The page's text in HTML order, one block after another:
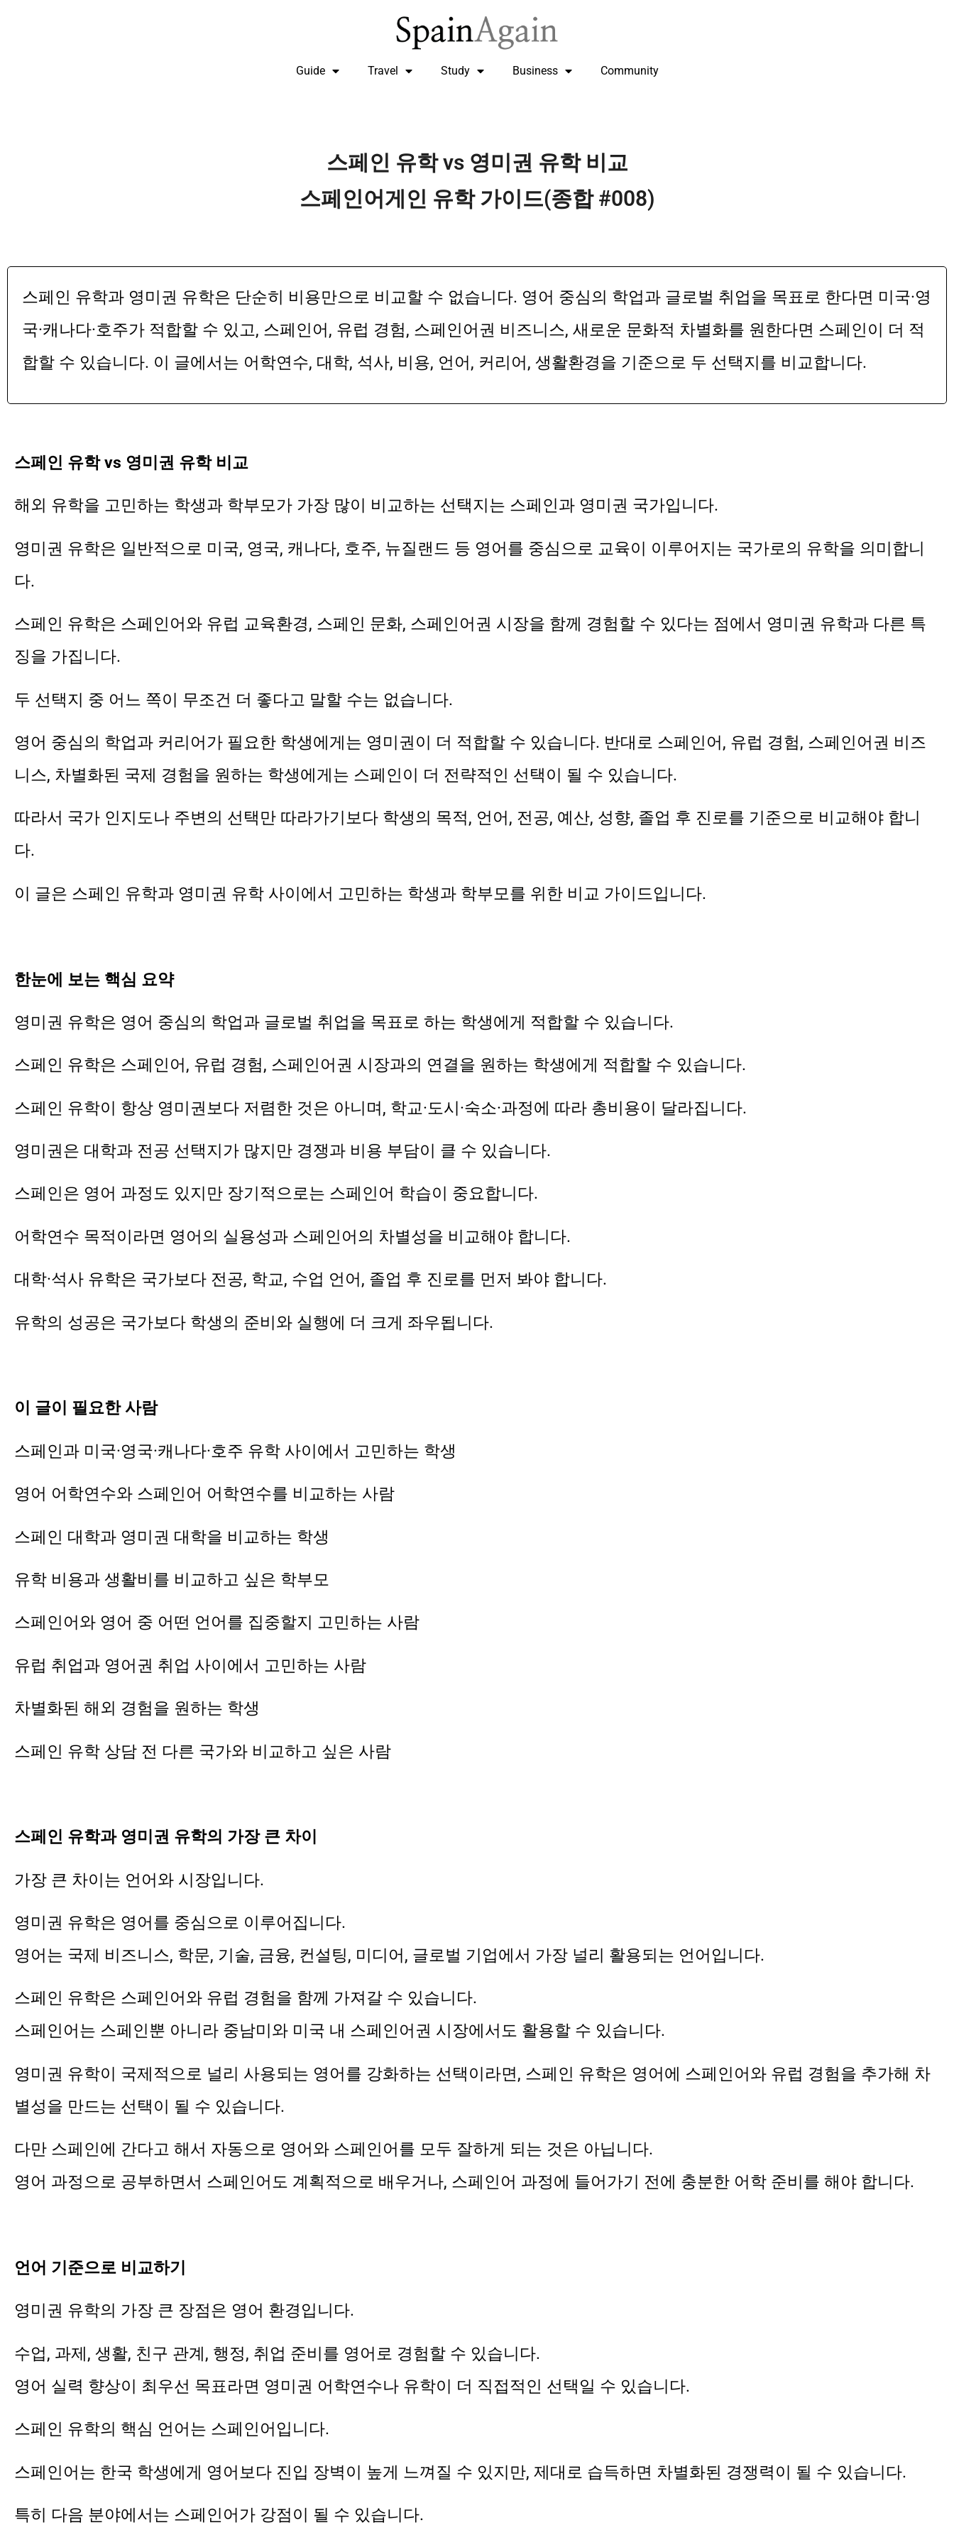
Guide Travel Study Business Community
스페인 유학 vs 영미권 유학 비교
스페인어게인 유학 가이드(종합 #008)
스페인 유학과 영미권 유학은 단순히 비용만으로 비교할 수 없습니다. 영어 중심의 학업과 글로벌 취업을 목표로 한다면 미국·영
국·캐나다·호주가 적합할 수 있고, 스페인어, 유럽 경험, 스페인어권 비즈니스, 새로운 문화적 차별화를 원한다면 스페인이 더 적
합할 수 있습니다. 이 글에서는 어학연수, 대학, 석사, 비용, 언어, 커리어, 생활환경을 기준으로 두 선택지를 비교합니다.
스페인 유학 vs 영미권 유학 비교
해외 유학을 고민하는 학생과 학부모가 가장 많이 비교하는 선택지는 스페인과 영미권 국가입니다.
영미권 유학은 일반적으로 미국, 영국, 캐나다, 호주, 뉴질랜드 등 영어를 중심으로 교육이 이루어지는 국가로의 유학을 의미합니
다.
스페인 유학은 스페인어와 유럽 교육환경, 스페인 문화, 스페인어권 시장을 함께 경험할 수 있다는 점에서 영미권 유학과 다른 특
징을 가집니다.
두 선택지 중 어느 쪽이 무조건 더 좋다고 말할 수는 없습니다.
영어 중심의 학업과 커리어가 필요한 학생에게는 영미권이 더 적합할 수 있습니다. 반대로 스페인어, 유럽 경험, 스페인어권 비즈
니스, 차별화된 국제 경험을 원하는 학생에게는 스페인이 더 전략적인 선택이 될 수 있습니다.
따라서 국가 인지도나 주변의 선택만 따라가기보다 학생의 목적, 언어, 전공, 예산, 성향, 졸업 후 진로를 기준으로 비교해야 합니
다.
이 글은 스페인 유학과 영미권 유학 사이에서 고민하는 학생과 학부모를 위한 비교 가이드입니다.
한눈에 보는 핵심 요약
영미권 유학은 영어 중심의 학업과 글로벌 취업을 목표로 하는 학생에게 적합할 수 있습니다.
스페인 유학은 스페인어, 유럽 경험, 스페인어권 시장과의 연결을 원하는 학생에게 적합할 수 있습니다.
스페인 유학이 항상 영미권보다 저렴한 것은 아니며, 학교·도시·숙소·과정에 따라 총비용이 달라집니다.
영미권은 대학과 전공 선택지가 많지만 경쟁과 비용 부담이 클 수 있습니다.
스페인은 영어 과정도 있지만 장기적으로는 스페인어 학습이 중요합니다.
어학연수 목적이라면 영어의 실용성과 스페인어의 차별성을 비교해야 합니다.
대학·석사 유학은 국가보다 전공, 학교, 수업 언어, 졸업 후 진로를 먼저 봐야 합니다.
유학의 성공은 국가보다 학생의 준비와 실행에 더 크게 좌우됩니다.
이 글이 필요한 사람
스페인과 미국·영국·캐나다·호주 유학 사이에서 고민하는 학생
영어 어학연수와 스페인어 어학연수를 비교하는 사람
스페인 대학과 영미권 대학을 비교하는 학생
유학 비용과 생활비를 비교하고 싶은 학부모
스페인어와 영어 중 어떤 언어를 집중할지 고민하는 사람
유럽 취업과 영어권 취업 사이에서 고민하는 사람
차별화된 해외 경험을 원하는 학생
스페인 유학 상담 전 다른 국가와 비교하고 싶은 사람
스페인 유학과 영미권 유학의 가장 큰 차이
가장 큰 차이는 언어와 시장입니다.
영미권 유학은 영어를 중심으로 이루어집니다.
영어는 국제 비즈니스, 학문, 기술, 금융, 컨설팅, 미디어, 글로벌 기업에서 가장 널리 활용되는 언어입니다.
스페인 유학은 스페인어와 유럽 경험을 함께 가져갈 수 있습니다.
스페인어는 스페인뿐 아니라 중남미와 미국 내 스페인어권 시장에서도 활용할 수 있습니다.
영미권 유학이 국제적으로 널리 사용되는 영어를 강화하는 선택이라면, 스페인 유학은 영어에 스페인어와 유럽 경험을 추가해 차
별성을 만드는 선택이 될 수 있습니다.
다만 스페인에 간다고 해서 자동으로 영어와 스페인어를 모두 잘하게 되는 것은 아닙니다.
영어 과정으로 공부하면서 스페인어도 계획적으로 배우거나, 스페인어 과정에 들어가기 전에 충분한 어학 준비를 해야 합니다.
언어 기준으로 비교하기
영미권 유학의 가장 큰 장점은 영어 환경입니다.
수업, 과제, 생활, 친구 관계, 행정, 취업 준비를 영어로 경험할 수 있습니다.
영어 실력 향상이 최우선 목표라면 영미권 어학연수나 유학이 더 직접적인 선택일 수 있습니다.
스페인 유학의 핵심 언어는 스페인어입니다.
스페인어는 한국 학생에게 영어보다 진입 장벽이 높게 느껴질 수 있지만, 제대로 습득하면 차별화된 경쟁력이 될 수 있습니다.
특히 다음 분야에서는 스페인어가 강점이 될 수 있습니다.